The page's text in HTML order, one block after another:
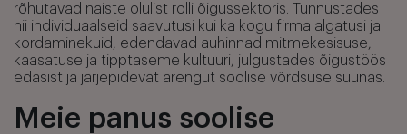
rõhutavad naiste olulist rolli õigussektoris. Tunnustades
nii individuaalseid saavutusi kui ka kogu firma algatusi ja
kordaminekuid, edendavad auhinnad mitmekesisuse,
kaasatuse ja tipptaseme kultuuri, julgustades õigustöös
edasist ja järjepidevat arengut soolise võrdsuse suunas.
Meie panus soolise